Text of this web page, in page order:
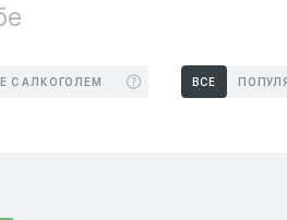
С АЛКОГОЛЕМ ВСЕ